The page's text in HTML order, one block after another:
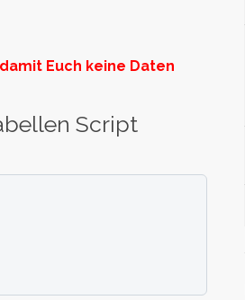
Euch keine Daten
Script